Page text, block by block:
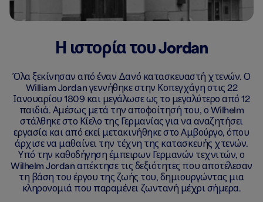
Η ιστορία του Jordan
Όλα ξεκίνησαν από έναν Δανό κατασκευαστή χτενών. Ο
William Jordan γεννήθηκε στην Κοπεγχάγη στις 22
Ιανουαρίου 1809 και μεγάλωσε ως το μεγαλύτερο από 12
παιδιά. Αμέσως μετά την αποφοίτησή του, ο Wilhelm
στάλθηκε στο Κίελο της Γερμανίας για να αναζητήσει
εργασία και από εκεί μετακινήθηκε στο Αμβούργο, όπου
άρχισε να μαθαίνει την τέχνη της κατασκευής χτενών.
Υπό την καθοδήγηση έμπειρων Γερμανών τεχνιτών, ο
Wilhelm Jordan απέκτησε τις δεξιότητες που αποτέλεσαν
τη βάση του έργου της ζωής του, δημιουργώντας μια
κληρονομιά που παραμένει ζωντανή μέχρι σήμερα.